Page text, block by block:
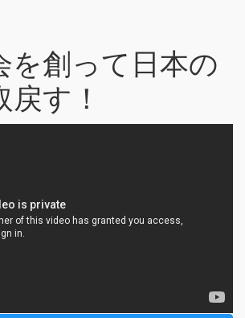
を創って日本の
す！